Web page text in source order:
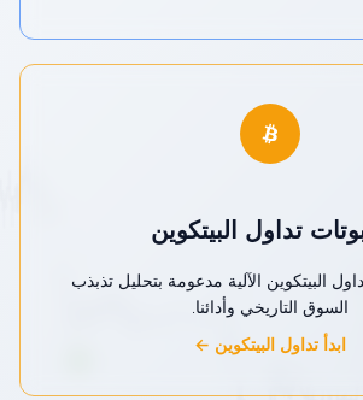
تداول البيتكوين
البيتكوين الآلية مدعومة بتحليل تذبذب
السوق التاريخي وأدائنا.
ابدأ تداول البيتكوين ←